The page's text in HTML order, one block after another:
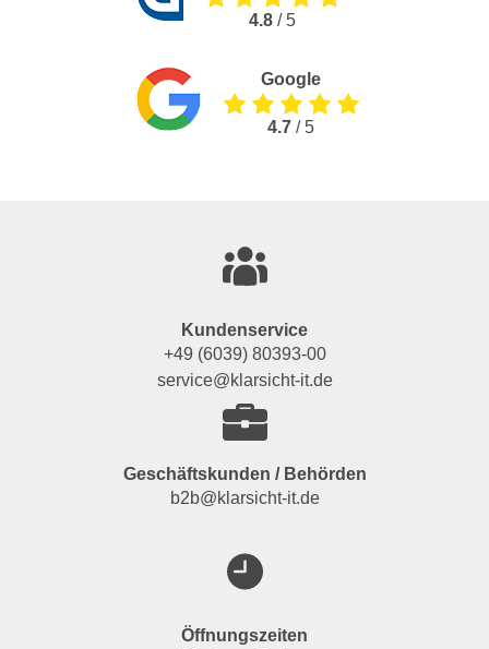
4.8 / 5
Google
4.7 / 5
Kundenservice
+49 (6039) 80393-00
service@klarsicht-it.de
Geschäftskunden / Behörden
b2b@klarsicht-it.de
Öffnungszeiten